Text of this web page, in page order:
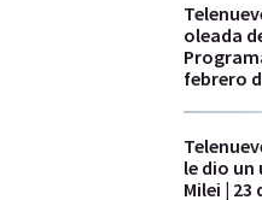
oleada
febrero
le dio
Milei | 23